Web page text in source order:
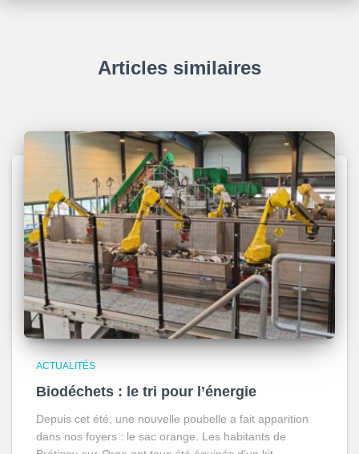
Articles similaires
ACTUALITÉS
Biodéchets : le tri pour l’énergie
Depuis cet été, une nouvelle poubelle a fait apparition
dans nos foyers : le sac orange. Les habitants de